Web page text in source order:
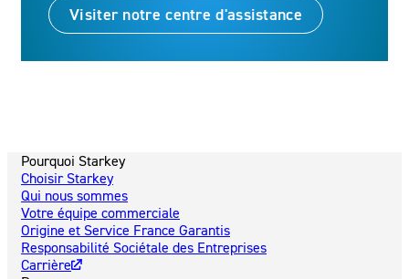
Visiter notre centre d'assistance
Pourquoi Starkey
Choisir Starkey
Qui nous sommes
Votre équipe commerciale
Origine et Service France Garantis
Responsabilité Sociétale des Entreprises
Carrière